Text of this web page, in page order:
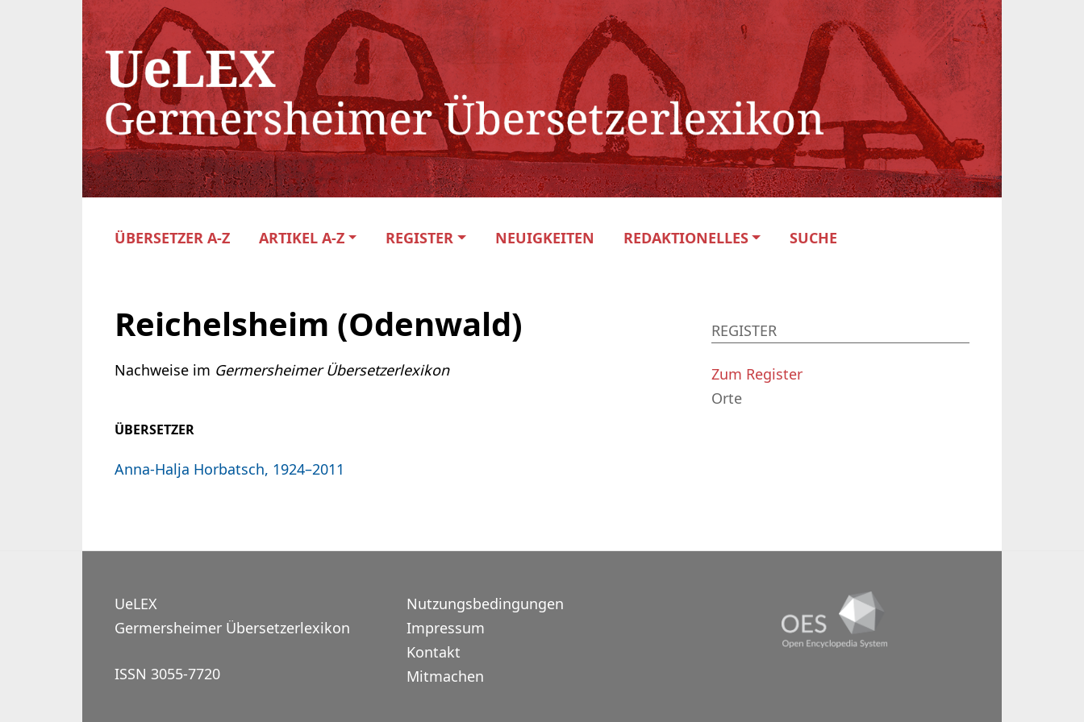
ÜBERSETZER A-Z ARTIKEL A-Z REGISTER NEUIGKEITEN REDAKTIONELLES SUCHE
Reichelsheim (Odenwald)
Nachweise im Germersheimer Übersetzerlexikon
ÜBERSETZER
Anna-Halja Horbatsch, 1924–2011
REGISTER
Zum Register
Orte
UeLEX
Germersheimer Übersetzerlexikon
ISSN 3055-7720
Nutzungsbedingungen
Impressum
Kontakt
Mitmachen